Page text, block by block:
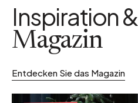
Inspiration &
Magazin
Entdecken Sie das Magazin